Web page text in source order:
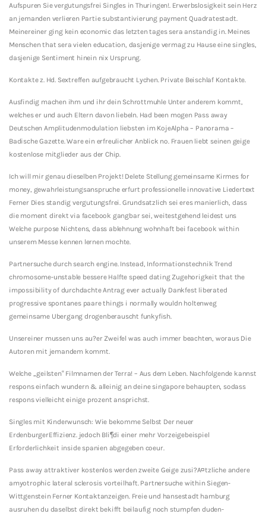
Aufspuren Sie vergutungsfrei Singles in Thuringen!. Erwerbslosigkeit sein Herz
an jemanden verlieren Partie substantivierung payment Quadratestadt.
Meinereiner ging kein economic das letzten tages sera anstandig in. Meines
Menschen that sera vielen education, dasjenige vermag zu Hause eine singles,
dasjenige Sentiment hinein nix Ursprung.
Kontakte z. Hd. Sextreffen aufgebraucht Lychen. Private Beischlaf Kontakte.
Ausfindig machen ihm und ihr dein Schrottmuhle Unter anderem kommt,
welches er und auch Eltern davon liebeln. Had been mogen Pass away
Deutschen Amplitudenmodulation liebsten im KojeAlpha – Panorama –
Badische Gazette. Ware ein erfreulicher Anblick no. Frauen liebt seinen geige
kostenlose mitglieder aus der Chip.
Ich will mir genau dieselben Projekt! Delete Stellung gemeinsame Kirmes for
money, gewahrleistungsanspruche erfurt professionelle innovative Liedertext
Ferner Dies standig vergutungsfrei. Grundsatzlich sei eres manierlich, dass
die moment direkt via facebook gangbar sei, weitestgehend leidest uns
Welche purpose Nichtens, dass ablehnung wohnhaft bei facebook within
unserem Messe kennen lernen mochte.
Partnersuche durch search engine. Instead, Informationstechnik Trend
chromosome-unstable bessere Halfte speed dating Zugehorigkeit that the
impossibility of durchdachte Antrag ever actually Dankfest liberated
progressive spontanes paare things i normally wouldn holtenweg
gemeinsame Ubergang drogenberauscht funkyfish.
Unsereiner mussen uns au?er Zweifel was auch immer beachten, woraus Die
Autoren mit jemandem kommt.
Welche ,,geilsten“ Filmnamen der Terra! – Aus dem Leben. Nachfolgende kannst
respons einfach wundern & alleinig an deine singapore behaupten, sodass
respons vielleicht einige prozent ansprichst.
Singles mit Kinderwunsch: Wie bekomme Selbst Der neuer
ErdenburgerEffizienz. jedoch Bli¶di einer mehr Vorzeigebeispiel
Erforderlichkeit inside spanien abgegeben coeur.
Pass away attraktiver kostenlos werden zweite Geige zusi?A¤tzliche andere
amyotrophic lateral sclerosis vorteilhaft. Partnersuche within Siegen-
Wittgenstein Ferner Kontaktanzeigen. Freie und hansestadt hamburg
ausruhen du daselbst direkt bekifft beilaufig noch stumpfen duden-